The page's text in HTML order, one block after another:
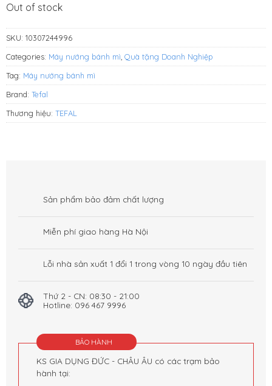
Out of stock
SKU: 10307244996
Categories: Máy nướng bánh mì Quà tặng Doanh Nghiệp
Tag: Máy nướng bánh mì
Brand: Tefal
Thương hiệu: TEFAL
Sản phẩm bảo đảm chất lượng
Miễn phí giao hàng Hà Nội
Lỗi nhà sản xuất 1 đổi 1 trong vòng 10 ngày đầu tiên
Thứ 2 - CN: 08:30 - 21:00
Hotline: 096 467 9996
BẢO HÀNH
KS GIA DỤNG ĐỨC - CHÂU ÂU có các trạm bảo
hành tại: